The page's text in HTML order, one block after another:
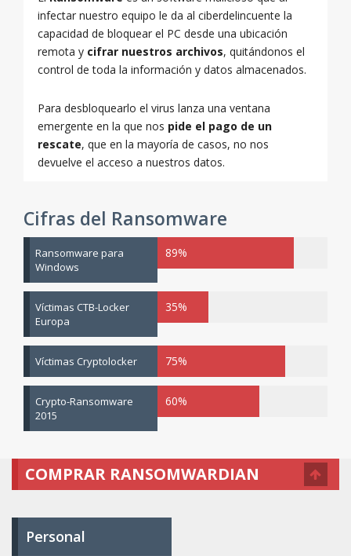
infectar nuestro equipo le da al ciberdelincuente la
capacidad de bloquear el PC desde una ubicación
remota y cifrar nuestros archivos, quitándonos el
control de toda la información y datos almacenados.
Para desbloquearlo el virus lanza una ventana
emergente en la que nos pide el pago de un
rescate, que en la mayoría de casos, no nos
devuelve el acceso a nuestros datos.
Cifras del Ransomware
Ransomware para
Windows
89%
Víctimas CTB-Locker
Europa
35%
Víctimas Cryptolocker 75%
Crypto-Ransomware
2015
60%
COMPRAR RANSOMWARDIAN
Personal